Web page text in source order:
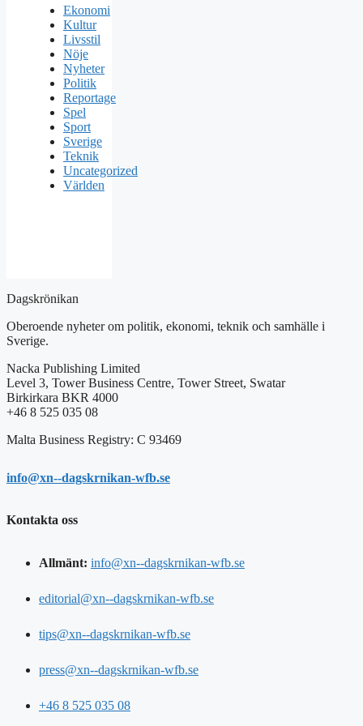
Ekonomi
Kultur
Livsstil
Nöje
Nyheter
Politik
Reportage
Spel
Sport
Sverige
Teknik
Uncategorized
Världen
Dagskrönikan
Oberoende nyheter om politik, ekonomi, teknik och samhälle i
Sverige.
Nacka Publishing Limited
Level 3, Tower Business Centre, Tower Street, Swatar
Birkirkara BKR 4000
+46 8 525 035 08
Malta Business Registry: C 93469
info@xn--dagskrnikan-wfb.se
Kontakta oss
Allmänt: info@xn--dagskrnikan-wfb.se
editorial@xn--dagskrnikan-wfb.se
tips@xn--dagskrnikan-wfb.se
press@xn--dagskrnikan-wfb.se
+46 8 525 035 08